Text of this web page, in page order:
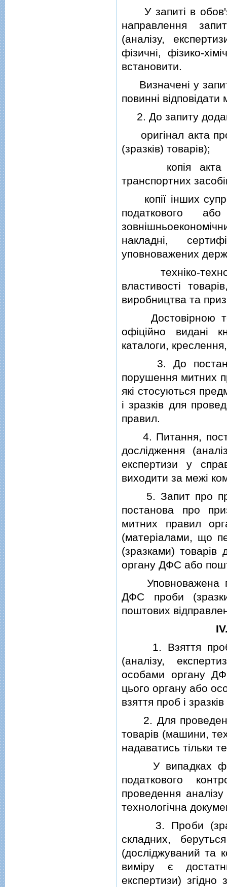
У запитi в
направлення
(аналiзу,
фiзичнi, фiзико-
встановити.
Визначенi у
повиннi вiдповiдати
2. До запиту
оригiнал акта про
(зразкiв) товарiв);
копiя акта про
транспортних
копiї iнших
податкового
накладнi,
уповноважених
технiко-
властивостi
виробництва та
Достовiрною
офiцiйно виданi
каталоги,
3. До
порушення митних
якi стосуються
i зразкiв для
правил.
4. Питання,
дослiдження
експертизи у
виходити за межi
5. Запит про
постанова про
митних правил
(матерiалами, що
(зразками)
органу ДФС або
Уповноважена
ДФС проби
поштових
1. Взяття проб
(аналiзу,
особами органу
цього органу або
взяття проб i
2. Для
товарiв (машини,
надаватись тiльки
У випадках
податкового
проведення
технологiчна
3. Проби
складних,
(дослiджуваний та
вимiру є
експертизи) згiдно